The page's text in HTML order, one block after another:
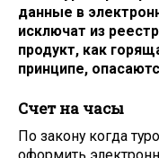
данные в
исключат из
продукт, как
принципе,
Счет на часы
По закону когда